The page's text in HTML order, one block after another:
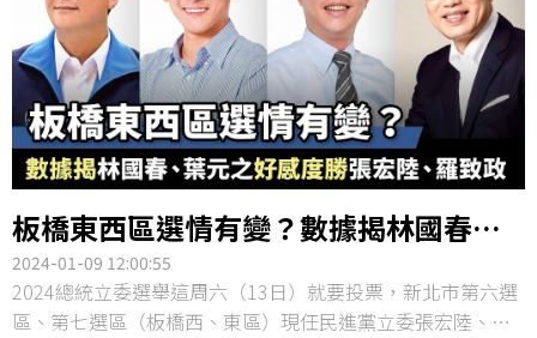
板橋東西區選情有變？數據揭林國春、
葉元之好感度勝張宏陸、羅致政
2024-01-09 12:00:55
2024總統立委選舉這周六（13日）就要投票，新北市第六選
區、第七選區（板橋西、東區）現任民進黨立委張宏陸、羅